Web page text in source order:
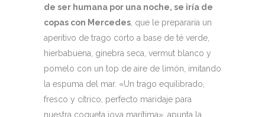
de ser humana por una noche, se iría de
copas con Mercedes , que le prepararía un
aperitivo de trago corto a base de té verde,
hierbabuena, ginebra seca, vermut blanco y
pomelo con un top de aire de limón, imitando
la espuma del mar. «Un trago equilibrado,
fresco y cítrico, perfecto maridaje para
nuestra coqueta joya marítima», apunta la